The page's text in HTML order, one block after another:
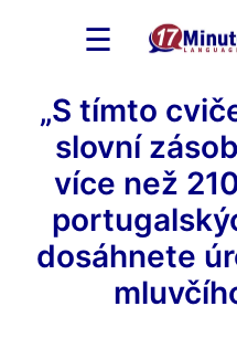
☰
„S tímto
slovní
více než
dosáhnete